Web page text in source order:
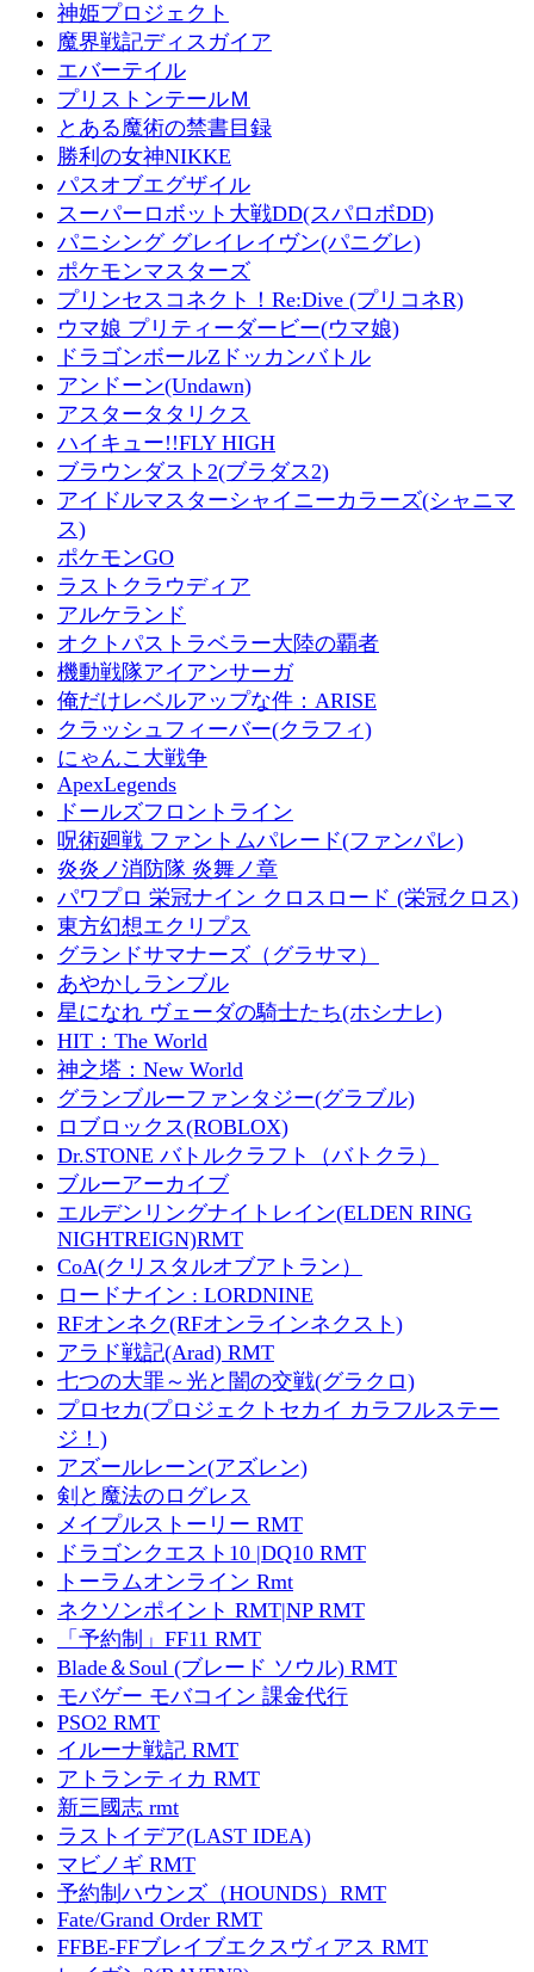
神姫プロジェクト
魔界戦記ディスガイア
エバーテイル
プリストンテールＭ
とある魔術の禁書目録
勝利の女神NIKKE
パスオブエグザイル
スーパーロボット大戦DD(スパロボDD)
パニシング グレイレイヴン(パニグレ)
ポケモンマスターズ
プリンセスコネクト！Re:Dive (プリコネR)
ウマ娘 プリティーダービー(ウマ娘)
ドラゴンボールZドッカンバトル
アンドーン(Undawn)
アスタータタリクス
ハイキュー!!FLY HIGH
ブラウンダスト2(ブラダス2)
アイドルマスターシャイニーカラーズ(シャニマ
ス)
ポケモンGO
ラストクラウディア
アルケランド
オクトパストラベラー大陸の覇者
機動戦隊アイアンサーガ
俺だけレベルアップな件：ARISE
クラッシュフィーバー(クラフィ)
にゃんこ大戦争
ApexLegends
ドールズフロントライン
呪術廻戦 ファントムパレード(ファンパレ)
炎炎ノ消防隊 炎舞ノ章
パワプロ 栄冠ナイン クロスロード (栄冠クロス)
東方幻想エクリプス
グランドサマナーズ（グラサマ）
あやかしランブル
星になれ ヴェーダの騎士たち(ホシナレ)
HIT：The World
神之塔：New World
グランブルーファンタジー(グラブル)
ロブロックス(ROBLOX)
Dr.STONE バトルクラフト（バトクラ）
ブルーアーカイブ
エルデンリングナイトレイン(ELDEN RING
NIGHTREIGN)RMT
CoA(クリスタルオブアトラン）
ロードナイン : LORDNINE
RFオンネク(RFオンラインネクスト)
アラド戦記(Arad) RMT
七つの大罪～光と闇の交戦(グラクロ)
プロセカ(プロジェクトセカイ カラフルステー
ジ！)
アズールレーン(アズレン)
剣と魔法のログレス
メイプルストーリー RMT
ドラゴンクエスト10 |DQ10 RMT
トーラムオンライン Rmt
ネクソンポイント RMT|NP RMT
「予約制」FF11 RMT
Blade＆Soul (ブレード ソウル) RMT
モバゲー モバコイン 課金代行
PSO2 RMT
イルーナ戦記 RMT
アトランティカ RMT
新三國志 rmt
ラストイデア(LAST IDEA)
マビノギ RMT
予約制ハウンズ（HOUNDS）RMT
Fate/Grand Order RMT
FFBE-FFブレイブエクスヴィアス RMT